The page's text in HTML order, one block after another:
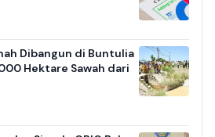
Dibangun di Buntulia
Hektare Sawah dari